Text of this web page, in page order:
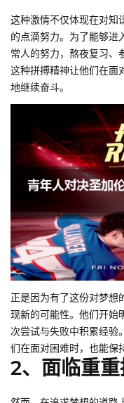
这种激情不仅体现在对知
的点滴努力。为了能够进
常人的努力，熬夜复习、
这种拼搏精神让他们在面
地继续奋斗。
正是因为有了这份对梦想
现新的可能性。他们开始
次尝试与失败中积累经验
们在面对困难时，也能保
2、面临重